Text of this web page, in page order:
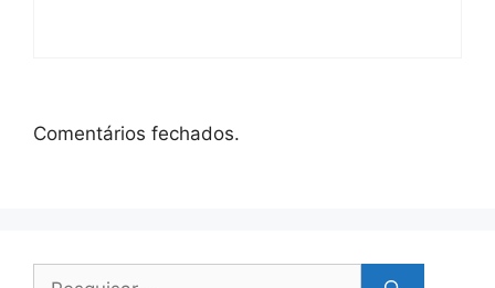
Comentários fechados.
Pesquisar